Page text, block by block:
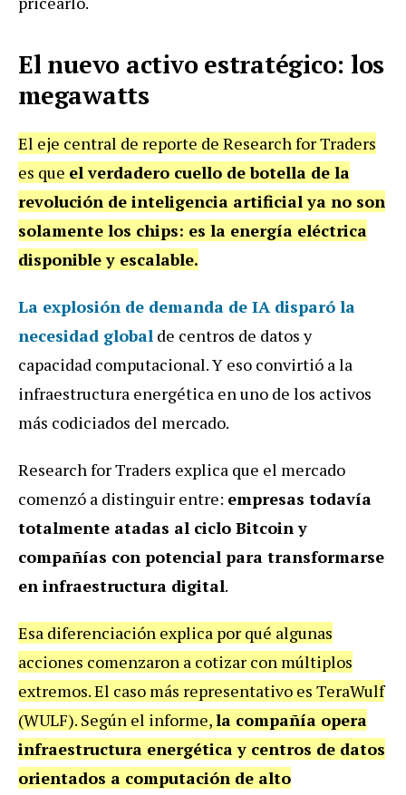
El nuevo activo estratégico: los
megawatts
El eje central de reporte de Research for Traders
es que el verdadero cuello de botella de la
revolución de inteligencia artificial ya no son
solamente los chips: es la energía eléctrica
disponible y escalable.
La explosión de demanda de IA disparó la
necesidad global de centros de datos y
capacidad computacional. Y eso convirtió a la
infraestructura energética en uno de los activos
más codiciados del mercado.
Research for Traders explica que el mercado
comenzó a distinguir entre: empresas todavía
totalmente atadas al ciclo Bitcoin y
compañías con potencial para transformarse
en infraestructura digital.
Esa diferenciación explica por qué algunas
acciones comenzaron a cotizar con múltiplos
extremos. El caso más representativo es TeraWulf
(WULF). Según el informe,la compañía opera
infraestructura energética y centros de datos
orientados a computación de alto